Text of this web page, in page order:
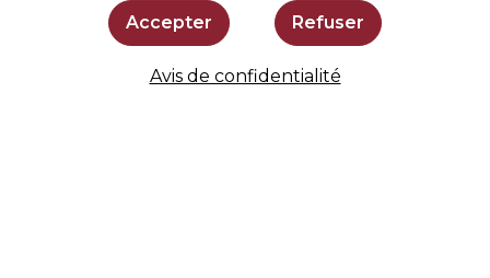
Accepter Refuser
Avis de confidentialité